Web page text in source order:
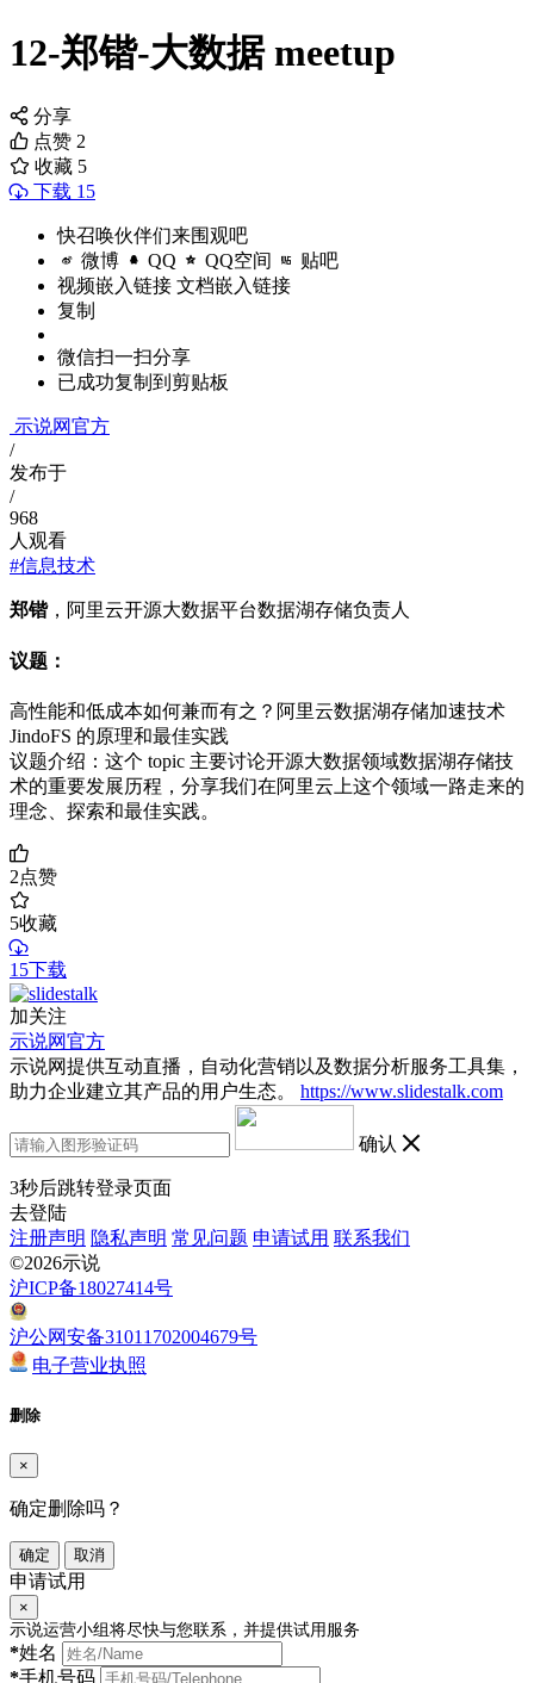
12-郑锴-大数据 meetup
分享
点赞 2
收藏 5
下载 15
快召唤伙伴们来围观吧
微博 QQ QQ空间 贴吧
视频嵌入链接 文档嵌入链接
复制
微信扫一扫分享
已成功复制到剪贴板
示说网官方
/
发布于
/
968
人观看
#信息技术
郑锴，阿里云开源大数据平台数据湖存储负责人
议题：
高性能和低成本如何兼而有之？阿里云数据湖存储加速技术
JindoFS 的原理和最佳实践
议题介绍：这个 topic 主要讨论开源大数据领域数据湖存储技
术的重要发展历程，分享我们在阿里云上这个领域一路走来的
理念、探索和最佳实践。
2点赞
5收藏
15下载
加关注
示说网官方
示说网提供互动直播，自动化营销以及数据分析服务工具集，
助力企业建立其产品的用户生态。
https://www.slidestalk.com
确认
3秒后跳转登录页面
去登陆
注册声明 隐私声明 常见问题 申请试用 联系我们
©2026示说
沪ICP备18027414号
沪公网安备31011702004679号
电子营业执照
删除
×
确定删除吗？
确定 取消
申请试用
×
示说运营小组将尽快与您联系，并提供试用服务
*姓名
*手机号码